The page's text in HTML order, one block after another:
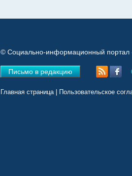
© Социально-информационный портал
Письмо в редакцию
Главная страница| Пользовательское